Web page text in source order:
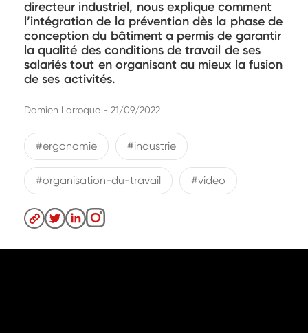
directeur industriel, nous explique comment
l’intégration de la prévention dès la phase de
conception du bâtiment a permis de garantir
la qualité des conditions de travail de ses
salariés tout en organisant au mieux la fusion
de ses activités.
Damien Larroque - 21/09/2022
#ergonomie #industrie
#organisation-du-travail #video